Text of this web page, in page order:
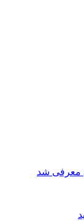
معرفی شد